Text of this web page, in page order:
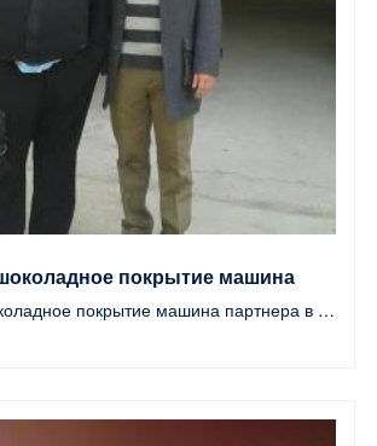
покрытие машина
Небольшое шоколадное покрытие машина партнера в США